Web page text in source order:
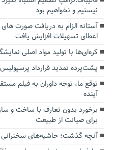
نیستیم و نخواهیم بود
اعطای تسهیلات افزایش یافت
کره‌ای‌ها با تولید مواد اصلی
پشت‌پرده تمدید قرارداد
توقع ما، توجه داوران به فیلم
آینده
برخورد بدون تعارف با ساخت‌ و
برای صیانت از طبیعت
آنچه گذشت؛ حاشیه‌های سخنرانی